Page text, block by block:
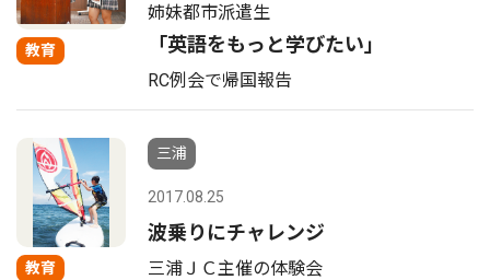
教育
姉妹都市派遣生
「英語をもっと学びたい」
RC例会で帰国報告
教育
三浦
2017.08.25
波乗りにチャレンジ
三浦ＪＣ主催の体験会